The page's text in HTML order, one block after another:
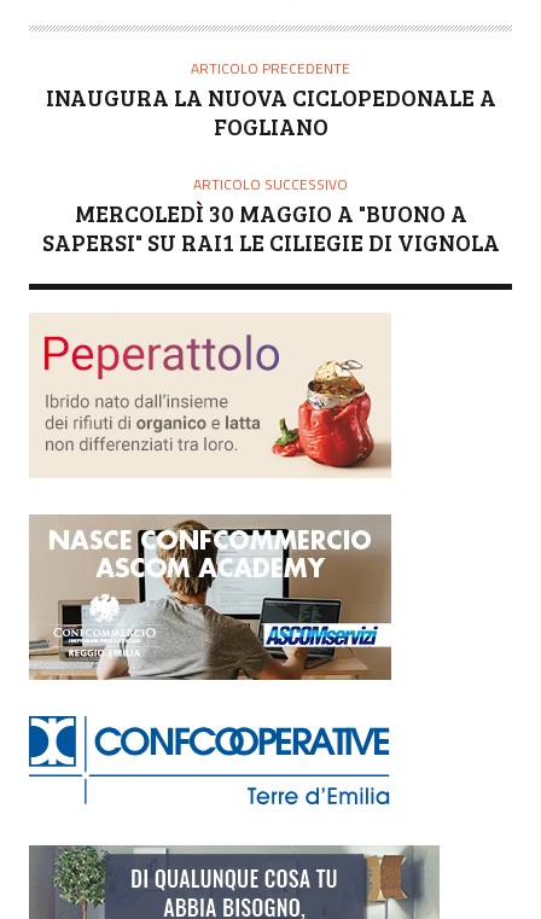
ARTICOLO PRECEDENTE
INAUGURA LA NUOVA CICLOPEDONALE A
FOGLIANO
ARTICOLO SUCCESSIVO
MERCOLEDÌ 30 MAGGIO A "BUONO A
SAPERSI" SU RAI1 LE CILIEGIE DI VIGNOLA